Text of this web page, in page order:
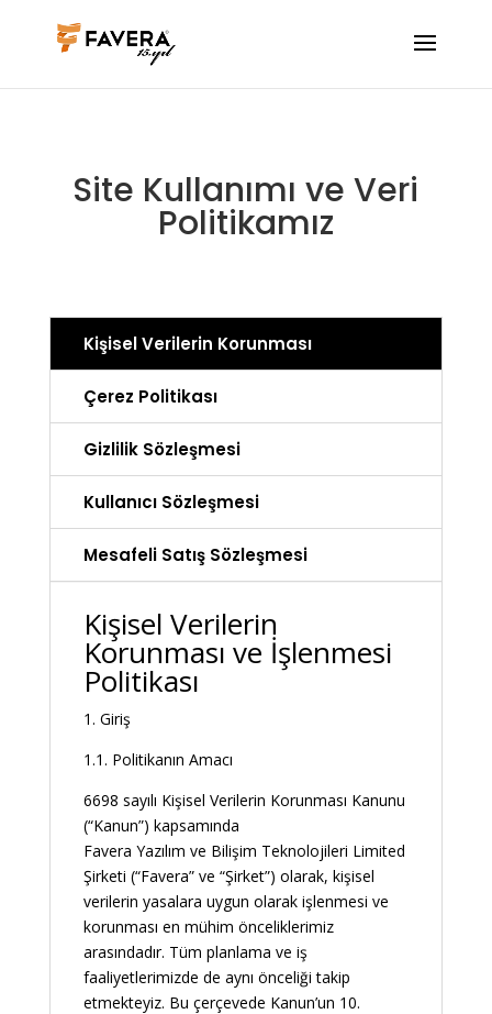
Site Kullanımı ve Veri
Politikamız
Kişisel Verilerin Korunması
Çerez Politikası
Gizlilik Sözleşmesi
Kullanıcı Sözleşmesi
Mesafeli Satış Sözleşmesi
Kişisel Verilerin
Korunması ve İşlenmesi
Politikası
1. Giriş
1.1. Politikanın Amacı
6698 sayılı Kişisel Verilerin Korunması Kanunu
(“Kanun”) kapsamında
Favera Yazılım ve Bilişim Teknolojileri Limited
Şirketi (“Favera” ve “Şirket”) olarak, kişisel
verilerin yasalara uygun olarak işlenmesi ve
korunması en mühim önceliklerimiz
arasındadır. Tüm planlama ve iş
faaliyetlerimizde de aynı önceliği takip
etmekteyiz. Bu çerçevede Kanun’un 10.